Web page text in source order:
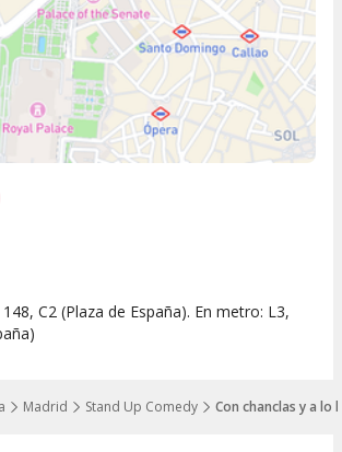
los niveles
Madrid Stand Up Comedy Con chanclas y a lo
C2 (Plaza de España). En metro: L3,